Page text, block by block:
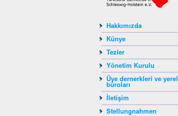
Hakkımızda
Künye
Tezler
Yönetim Kurulu
Üye dernerkleri ve yerel
büroları
İletişim
Stellungnahmen